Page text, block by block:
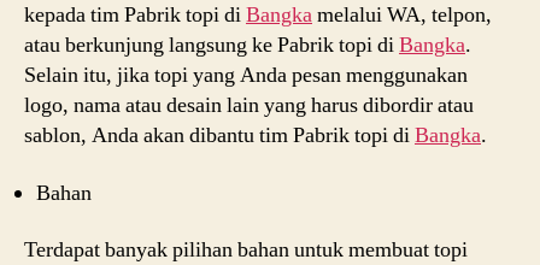
kepada tim Pabrik topi diBangkamelalui WA, telpon,
atau berkunjung langsung ke Pabrik topi diBangka.
Selain itu, jika topi yang Anda pesan menggunakan
logo, nama atau desain lain yang harus dibordir atau
sablon, Anda akan dibantu tim Pabrik topi diBangka.
Bahan
Terdapat banyak pilihan bahan untuk membuat topi